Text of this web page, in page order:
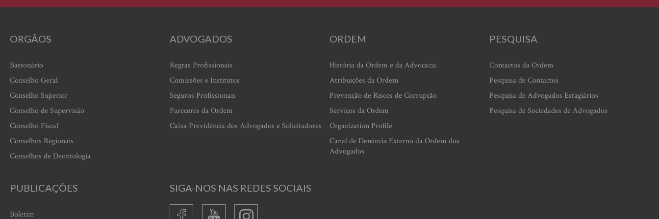
ORGÃOS
Bastonário
Conselho Geral
Conselho Superior
Conselho de Supervisão
Conselho Fiscal
Conselhos Regionais
Conselhos de Deontologia
ADVOGADOS
Regras Profissionais
Comissões e Institutos
Seguros Profissionais
Pareceres da Ordem
Caixa Previdência dos Advogados e Solicitadores
ORDEM
História da Ordem e da Advocacia
Atribuições da Ordem
Prevenção de Riscos de Corrupção
Serviços da Ordem
Organization Profile
Canal de Denúncia Externo da Ordem dos
Advogados
PESQUISA
Contactos da Ordem
Pesquisa de Contactos
Pesquisa de Advogados Estagiários
Pesquisa de Sociedades de Advogados
PUBLICAÇÕES
Boletim
SIGA-NOS NAS REDES SOCIAIS